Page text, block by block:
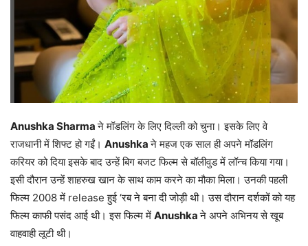
Anushka Sharmaने मॉडलिंग के लिए दिल्ली को चुना। इसके लिए वे
राजधानी में शिफ्ट हो गईं। Anushkaने महज एक साल ही अपने मॉडलिंग
करियर को दिया इसके बाद उन्हें बिग बजट फिल्म से बॉलीवुड में लॉन्च किया गया।
इसी दौरान उन्हें शाहरुख खान के साथ काम करने का मौका मिला। उनकी पहली
फिल्म 2008 में release हुई ‘रब ने बना दी जोड़ी थी। उस दौरान दर्शकों को यह
फिल्म काफी पसंद आई थी। इस फिल्म में Anushkaने अपने अभिनय से खूब
वाहवाही लूटी थी।